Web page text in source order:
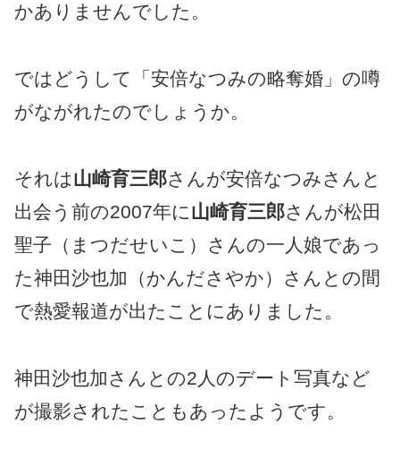
かありませんでした。
ではどうして「安倍なつみの略奪婚」の噂
がながれたのでしょうか。
それは山崎育三郎さんが安倍なつみさんと
出会う前の2007年に 山崎育三郎さんが松田
聖子（まつだせいこ）さんの一人娘であっ
た神田沙也加（かんださやか）さんとの間
で熱愛報道が出たことにありました。
神田沙也加さんとの2人のデート写真など
が撮影されたこともあったようです。